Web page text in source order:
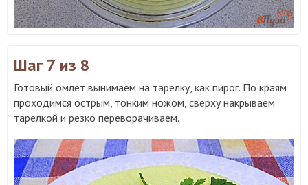
Шаг 7 из 8
Готовый омлет вынимаем на тарелку, как пирог. По краям
проходимся острым, тонким ножом, сверху накрываем
тарелкой и резко переворачиваем.